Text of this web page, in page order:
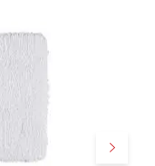
Suivant